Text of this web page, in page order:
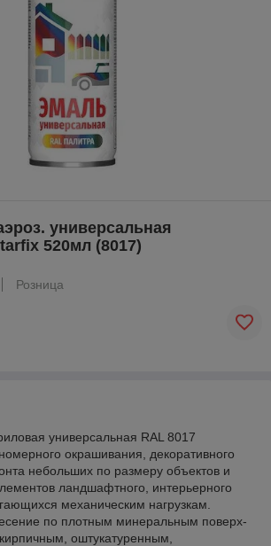
универсальная
520мл (8017)
Розница
универсальная RAL 8017
окрашивания, декоративного
небольших по размеру объектов и
ландшафтного, интерьерного
механическим нагрузкам.
по плотным минеральным поверх-
оштукатуренным,